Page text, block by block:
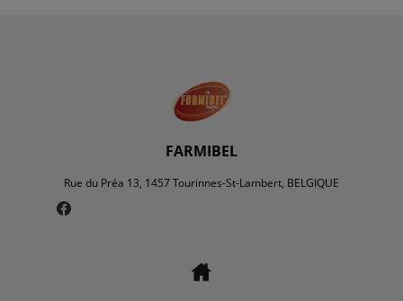
FARMIBEL
Rue du Préa 13, 1457 Tourinnes-St-Lambert, BELGIQUE